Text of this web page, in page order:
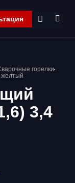
горелки
желтый
3,4